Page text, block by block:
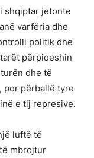
shqiptar jetonte
varfëria dhe
politik dhe
përpiqeshin
dhe të
por përballë tyre
e tij represive.
luftë të
mbrojtur